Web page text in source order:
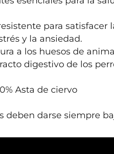
para
y la ansiedad.
a los huesos de
digestivo de los
Asta de ciervo
deben darse siempre